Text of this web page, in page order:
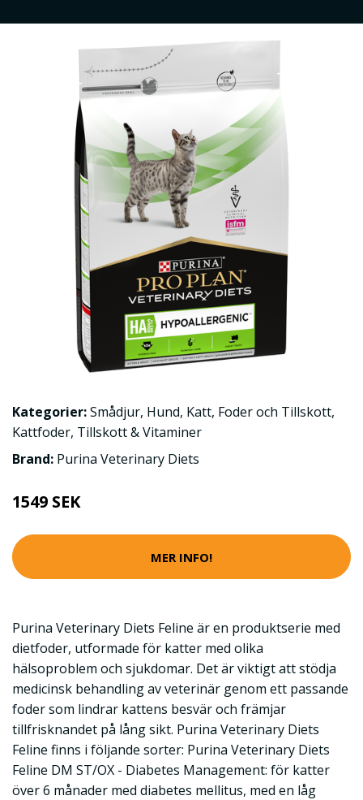
Kategorier:Smådjur, Hund, Katt, Foder och Tillskott,
Kattfoder, Tillskott & Vitaminer
Brand: Purina Veterinary Diets
1549 SEK
MER INFO!
Purina Veterinary Diets Feline är en produktserie med
dietfoder, utformade för katter med olika
hälsoproblem och sjukdomar. Det är viktigt att stödja
medicinsk behandling av veterinär genom ett passande
foder som lindrar kattens besvär och främjar
tillfrisknandet på lång sikt. Purina Veterinary Diets
Feline finns i följande sorter: Purina Veterinary Diets
Feline DM ST/OX - Diabetes Management: för katter
över 6 månader med diabetes mellitus, med en låg